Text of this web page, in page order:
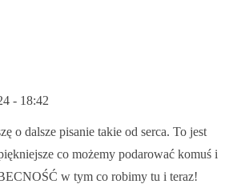
- 18:42
o dalsze pisanie takie od serca. To jest
co możemy podarować komuś i
w tym co robimy tu i teraz!